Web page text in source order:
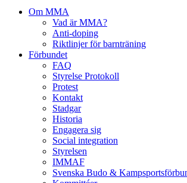
Om MMA
Vad är MMA?
Anti-doping
Riktlinjer för barnträning
Förbundet
FAQ
Styrelse Protokoll
Protest
Kontakt
Stadgar
Historia
Engagera sig
Social integration
Styrelsen
IMMAF
Svenska Budo &